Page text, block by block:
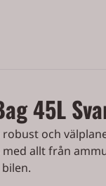
45L
robust och
allt från